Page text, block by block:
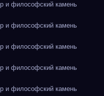
и философский камень
и философский камень
и философский камень
и философский камень
и философский камень